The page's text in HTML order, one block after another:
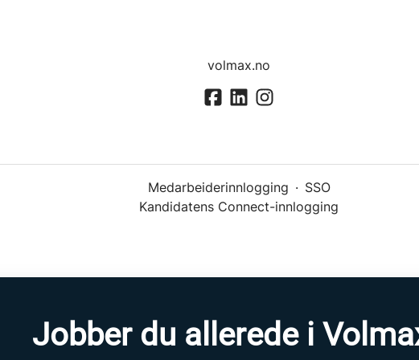
volmax.no
Medarbeiderinnlogging · SSO
Kandidatens Connect-innlogging
Jobber du allerede i